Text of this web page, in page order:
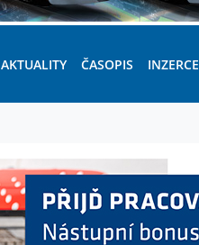
AKTUALITY ČASOPIS INZERCE